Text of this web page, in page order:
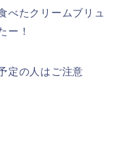
べたクリームブリュ
ー！
定の人はご注意